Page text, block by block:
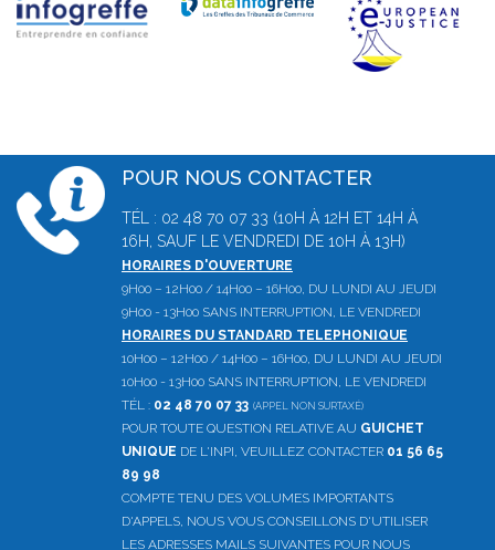
POUR NOUS CONTACTER
TÉL : 02 48 70 07 33 (10H À 12H ET 14H À
16H, SAUF LE VENDREDI DE 10H À 13H)
HORAIRES D'OUVERTURE
9H00 – 12H00 / 14H00 – 16H00, DU LUNDI AU JEUDI
9H00 - 13H00 SANS INTERRUPTION, LE VENDREDI
HORAIRES DU STANDARD TELEPHONIQUE
10H00 – 12H00 / 14H00 – 16H00, DU LUNDI AU JEUDI
10H00 - 13H00 SANS INTERRUPTION, LE VENDREDI
TÉL : 02 48 70 07 33 (APPEL NON SURTAXÉ)
POUR TOUTE QUESTION RELATIVE AU GUICHET
UNIQUE DE L'INPI, VEUILLEZ CONTACTER 01 56 65
89 98
COMPTE TENU DES VOLUMES IMPORTANTS
D'APPELS, NOUS VOUS CONSEILLONS D'UTILISER
LES ADRESSES MAILS SUIVANTES POUR NOUS